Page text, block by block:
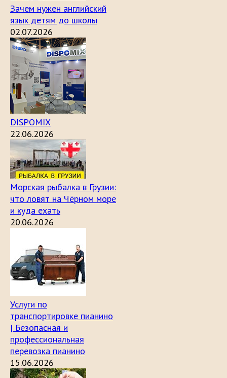
Зачем нужен английский
язык детям до школы
02.07.2026
DISPOMIX
22.06.2026
Морская рыбалка в Грузии:
что ловят на Чёрном море
и куда ехать
20.06.2026
Услуги по
транспортировке пианино
| Безопасная и
профессиональная
перевозка пианино
15.06.2026